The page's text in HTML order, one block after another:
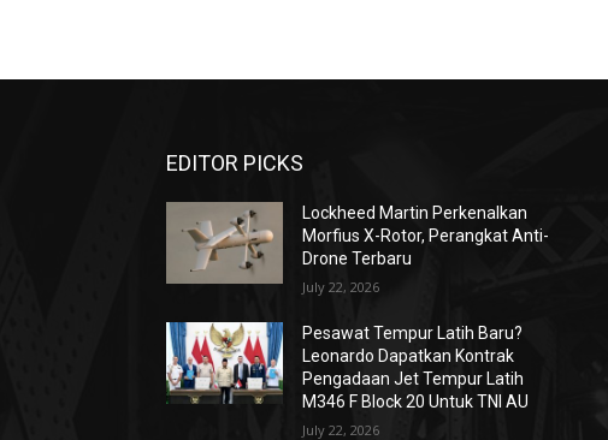
EDITOR PICKS
Lockheed Martin Perkenalkan
Morfius X-Rotor, Perangkat Anti-
Drone Terbaru
July 22, 2026
Pesawat Tempur Latih Baru?
Leonardo Dapatkan Kontrak
Pengadaan Jet Tempur Latih
M346 F Block 20 Untuk TNI AU
July 22, 2026